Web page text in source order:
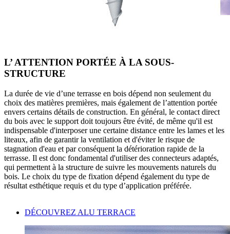
L’ ATTENTION PORTÉE À LA SOUS-
STRUCTURE
La durée de vie d’une terrasse en bois dépend non seulement du
choix des matières premières, mais également de l’attention portée
envers certains détails de construction. En général, le contact direct
du bois avec le support doit toujours être évité, de même qu'il est
indispensable d'interposer une certaine distance entre les lames et les
liteaux, afin de garantir la ventilation et d'éviter le risque de
stagnation d'eau et par conséquent la détérioration rapide de la
terrasse. Il est donc fondamental d'utiliser des connecteurs adaptés,
qui permettent à la structure de suivre les mouvements naturels du
bois. Le choix du type de fixation dépend également du type de
résultat esthétique requis et du type d’application préférée.
DÉCOUVREZ ALU TERRACE